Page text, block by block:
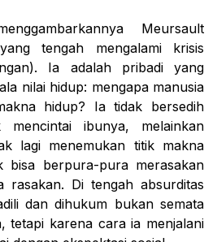
Meursault
tengah mengalami krisis
Ia adalah pribadi yang
nilai hidup: mengapa manusia
hidup? Ia tidak bersedih
ibunya, melainkan
lagi menemukan titik makna
bisa berpura-pura merasakan
rasakan. Di tengah absurditas
dan dihukum bukan semata
tetapi karena cara ia menjalani